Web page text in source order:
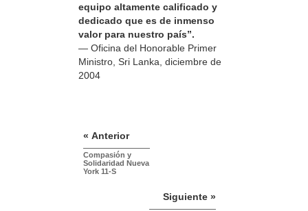
equipo altamente calificado y
dedicado que es de inmenso
valor para nuestro país”.
— Oficina del Honorable Primer
Ministro, Sri Lanka, diciembre de
2004
« Anterior
Compasión y
Solidaridad Nueva
York 11-S
Siguiente »